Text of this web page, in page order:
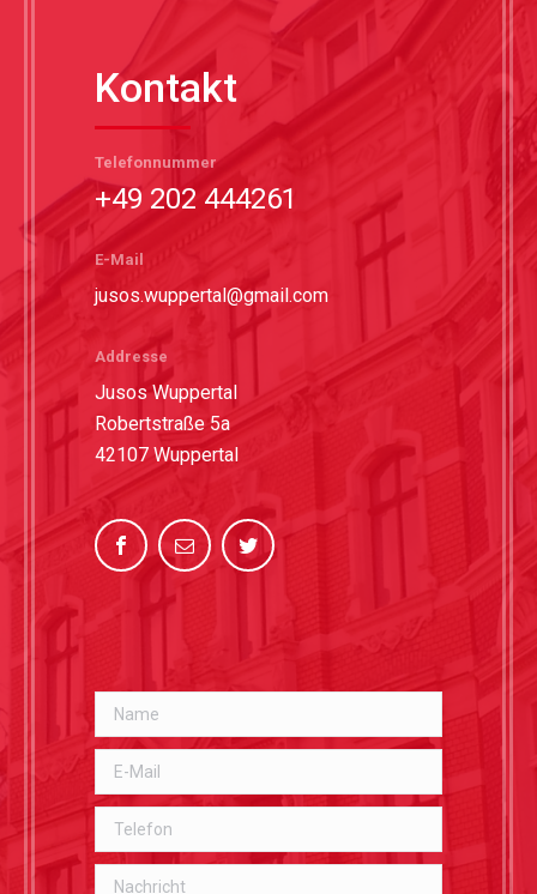
Kontakt
Telefonnummer
+49 202 444261
E-Mail
jusos.wuppertal@gmail.com
Addresse
Jusos Wuppertal
Robertstraße 5a
42107 Wuppertal
Name
E-Mail
Telefon
Nachricht